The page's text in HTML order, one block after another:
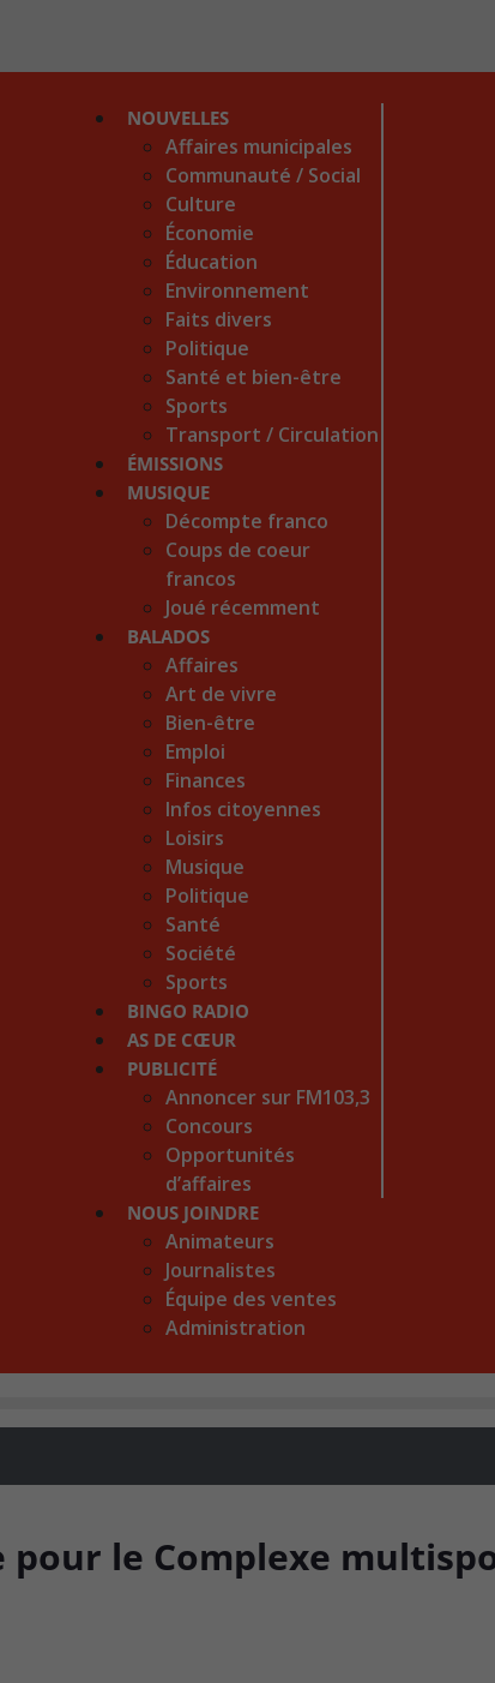
NOUVELLES
Affaires municipales
Communauté / Social
Culture
Économie
Éducation
Environnement
Faits divers
Politique
Santé et bien-être
Sports
Transport / Circulation
ÉMISSIONS
MUSIQUE
Décompte franco
Coups de coeur
francos
Joué récemment
BALADOS
Affaires
Art de vivre
Bien-être
Emploi
Finances
Infos citoyennes
Loisirs
Musique
Politique
Santé
Société
Sports
BINGO RADIO
AS DE CŒUR
PUBLICITÉ
Annoncer sur FM103,3
Concours
Opportunités
d’affaires
NOUS JOINDRE
Animateurs
Journalistes
Équipe des ventes
Administration
le Complexe